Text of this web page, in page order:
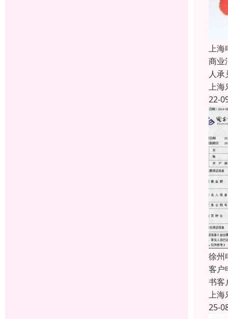
上海
商业
人
上海
22-
徐州
客户
书客
上海
25-